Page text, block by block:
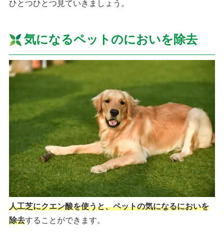
ひとつひとつ見ていきましょう。
気になるペットのにおいを除去
人工芝にクエン酸を使うと、ペットの気になるにおいを
除去することができます。